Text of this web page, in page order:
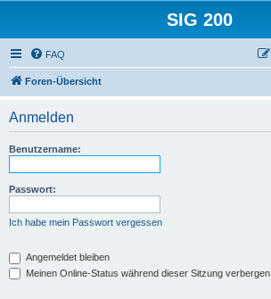
SIG 200
FAQ
Foren-Übersicht
Anmelden
Benutzername:
Passwort:
Ich habe mein Passwort vergessen
Angemeldet bleiben
Meinen Online-Status während dieser Sitzung verbergen